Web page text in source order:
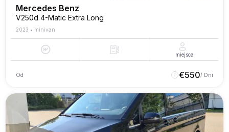
Mercedes Benz
V250d 4-Matic Extra Long
2023 • minivan
miejsca
Od €550/ Dni